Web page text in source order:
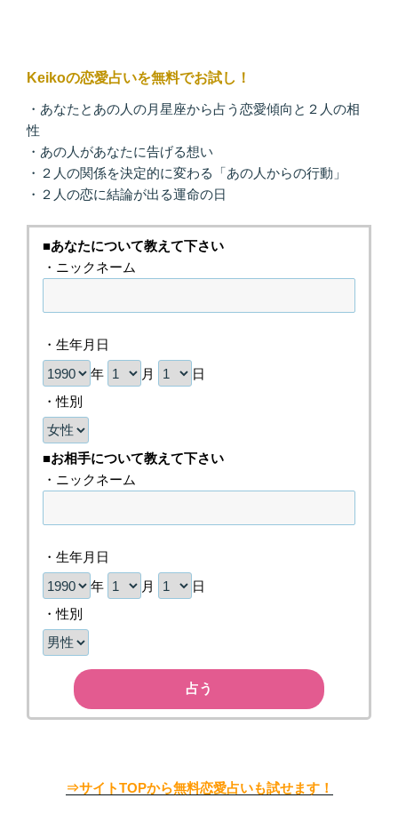
Keikoの恋愛占いを無料でお試し！
・あなたとあの人の月星座から占う恋愛傾向と２人の相
性
・あの人があなたに告げる想い
・２人の関係を決定的に変わる「あの人からの行動」
・２人の恋に結論が出る運命の日
■あなたについて教えて下さい
・ニックネーム
・生年月日
年
月
日
・性別
■お相手について教えて下さい
・ニックネーム
・生年月日
年
月
日
・性別
占う
⇒サイトTOPから無料恋愛占いも試せます！